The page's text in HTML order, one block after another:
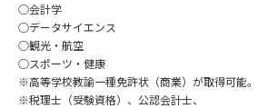
新学年スタート号特集ページ
（高3生用）
SELFBRAND特集ページ
○会計学
○データサイエンス
○観光・航空
○スポーツ・健康
※高等学校教諭一種免許状（商業）が取得可能。
※税理士（受験資格）、公認会計士、